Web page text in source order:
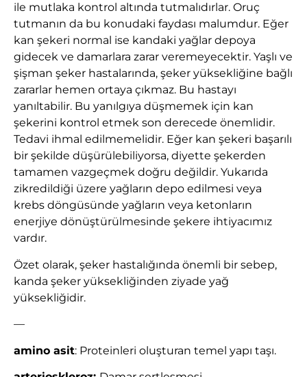
ile mutlaka kontrol altında tutmalıdırlar. Oruç
tutmanın da bu konudaki faydası malumdur. Eğer
kan şekeri normal ise kandaki yağlar depoya
gidecek ve damarlara zarar veremeyecektir. Yaşlı ve
şişman şeker hastalarında, şeker yüksekliğine bağlı
zararlar hemen ortaya çıkmaz. Bu hastayı
yanıltabilir. Bu yanılgıya düşmemek için kan
şekerini kontrol etmek son derecede önemlidir.
Tedavi ihmal edilmemelidir. Eğer kan şekeri başarılı
bir şekilde düşürülebiliyorsa, diyette şekerden
tamamen vazgeçmek doğru değildir. Yukarıda
zikredildiği üzere yağların depo edilmesi veya
krebs döngüsünde yağların veya ketonların
enerjiye dönüştürülmesinde şekere ihtiyacımız
vardır.
Özet olarak, şeker hastalığında önemli bir sebep,
kanda şeker yüksekliğinden ziyade yağ
yüksekliğidir.
—
amino asit: Proteinleri oluşturan temel yapı taşı.